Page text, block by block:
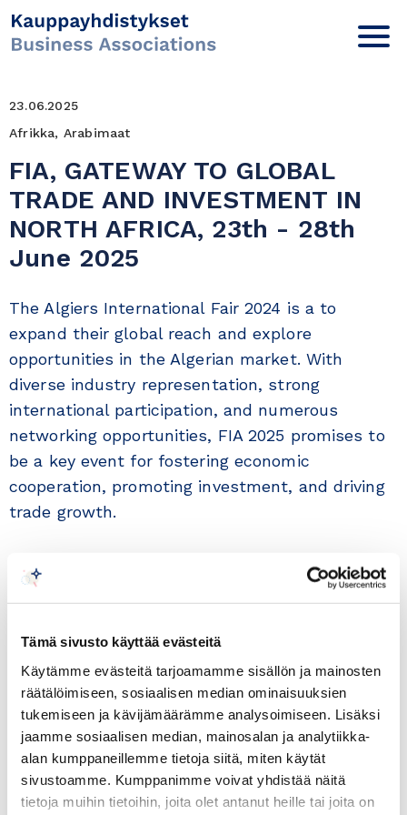
Tämä sivusto käyttää evästeitä
Käytämme evästeitä tarjoamamme sisällön ja mainosten
räätälöimiseen, sosiaalisen median ominaisuuksien
tukemiseen ja kävijämäärämme analysoimiseen. Lisäksi
jaamme sosiaalisen median, mainosalan ja analytiikka-
alan kumppaneillemme tietoja siitä, miten käytät
sivustoamme. Kumppanimme voivat yhdistää näitä
tietoja muihin tietoihin, joita olet antanut heille tai joita on
23.06.2025
Afrikka, Arabimaat
FIA, GATEWAY TO GLOBAL
TRADE AND INVESTMENT IN
NORTH AFRICA, 23th - 28th
June 2025
The Algiers International Fair 2024 is a to
expand their global reach and explore
opportunities in the Algerian market. With
diverse industry representation, strong
international participation, and numerous
networking opportunities, FIA 2025 promises to
be a key event for fostering economic
cooperation, promoting investment, and driving
trade growth.
The56th Edition of the Algiers International
Fair
will take place from June 23 to 28, 2025.
in Africa and the Mediterranean region.
The official brochure includes a detailed
presentation of the event. We believe it may be
of interest to Finnish companies looking to
explore business opportunities in the Algerian